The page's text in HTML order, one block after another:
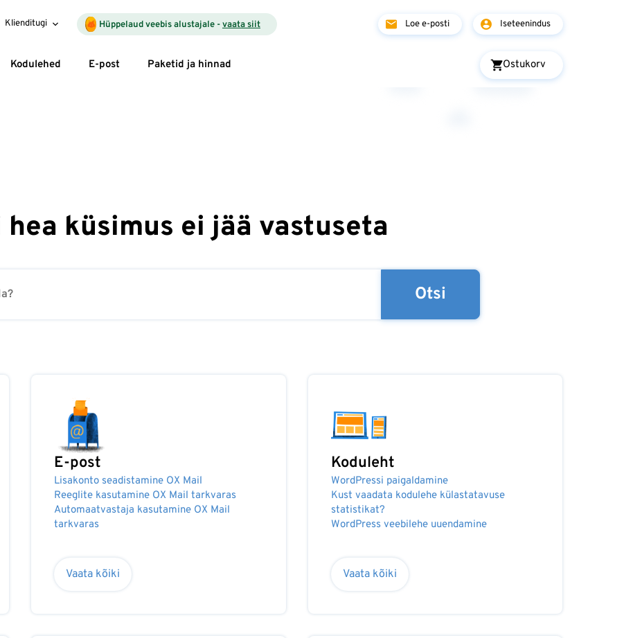
Klienditugi Hüppelaud veebis alustajale -vaata siit Loe e-posti Iseteenindus
Kodulehed E-post Paketid ja hinnad Ostukorv
hea küsimus ei jää vastuseta
Otsi
E-post
Lisakonto seadistamine OX Mail
Reeglite kasutamine OX Mail tarkvaras
Automaatvastaja kasutamine OX Mail
tarkvaras
Vaata kõiki
Koduleht
WordPressi paigaldamine
Kust vaadata kodulehe külastatavuse
statistikat?
WordPress veebilehe uuendamine
Vaata kõiki